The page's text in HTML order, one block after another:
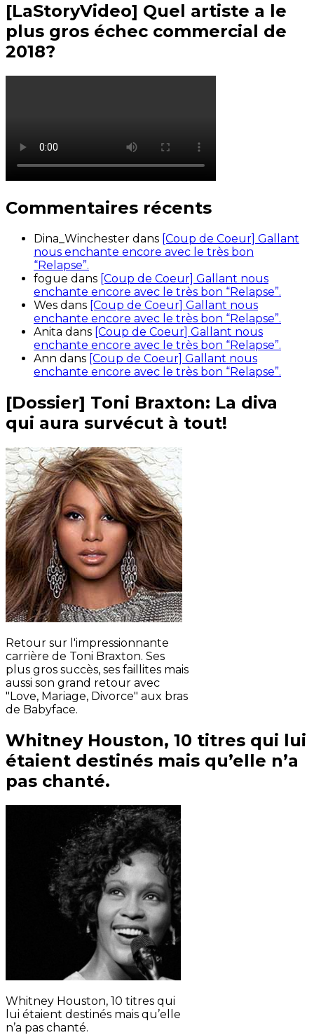
[LaStoryVideo] Quel artiste a le
plus gros échec commercial de
2018?
Commentaires récents
Dina_Winchester dans [Coup de Coeur] Gallant
nous enchante encore avec le très bon
“Relapse”.
fogue dans [Coup de Coeur] Gallant nous
enchante encore avec le très bon “Relapse”.
Wes dans [Coup de Coeur] Gallant nous
enchante encore avec le très bon “Relapse”.
Anita dans [Coup de Coeur] Gallant nous
enchante encore avec le très bon “Relapse”.
Ann dans [Coup de Coeur] Gallant nous
enchante encore avec le très bon “Relapse”.
[Dossier] Toni Braxton: La diva
qui aura survécut à tout!
Retour sur l'impressionnante
carrière de Toni Braxton. Ses
plus gros succès, ses faillites mais
aussi son grand retour avec
"Love, Mariage, Divorce" aux bras
de Babyface.
Whitney Houston, 10 titres qui lui
étaient destinés mais qu’elle n’a
pas chanté.
Whitney Houston, 10 titres qui
lui étaient destinés mais qu’elle
n’a pas chanté.